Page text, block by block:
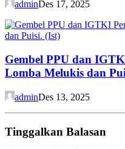
adminDes 17, 2025
Gembel PPU dan
Lomba Melukis dan
adminDes 13, 2025
Tinggalkan Balasan